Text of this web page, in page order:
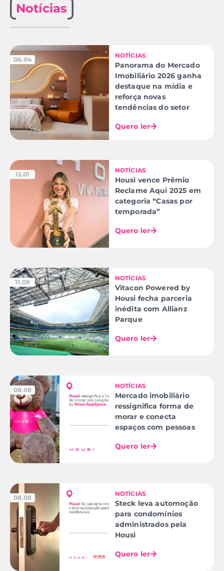
Notícias
06.04
NOTÍCIAS
Panorama do Mercado
Imobiliário 2026 ganha
destaque na mídia e
reforça novas
tendências do setor
Quero ler
12.01
NOTÍCIAS
Housi vence Prêmio
Reclame Aqui 2025 em
categoria “Casas por
temporada”
Quero ler
11.09
NOTÍCIAS
Vitacon Powered by
Housi fecha parceria
inédita com Allianz
Parque
Quero ler
08.08
NOTÍCIAS
Mercado imobiliário
ressignifica forma de
morar e conecta
espaços com pessoas
Quero ler
08.08
NOTÍCIAS
Steck leva automoção
para condomínios
administrados pela
Housi
Quero ler